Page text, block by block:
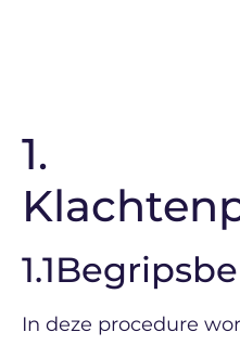
1.
In deze procedure